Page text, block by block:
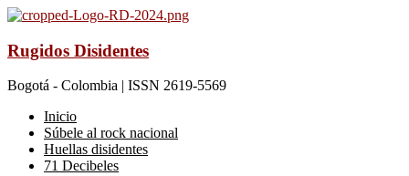
Rugidos Disidentes
Bogotá - Colombia | ISSN 2619-5569
Inicio
Súbele al rock nacional
Huellas disidentes
71 Decibeles